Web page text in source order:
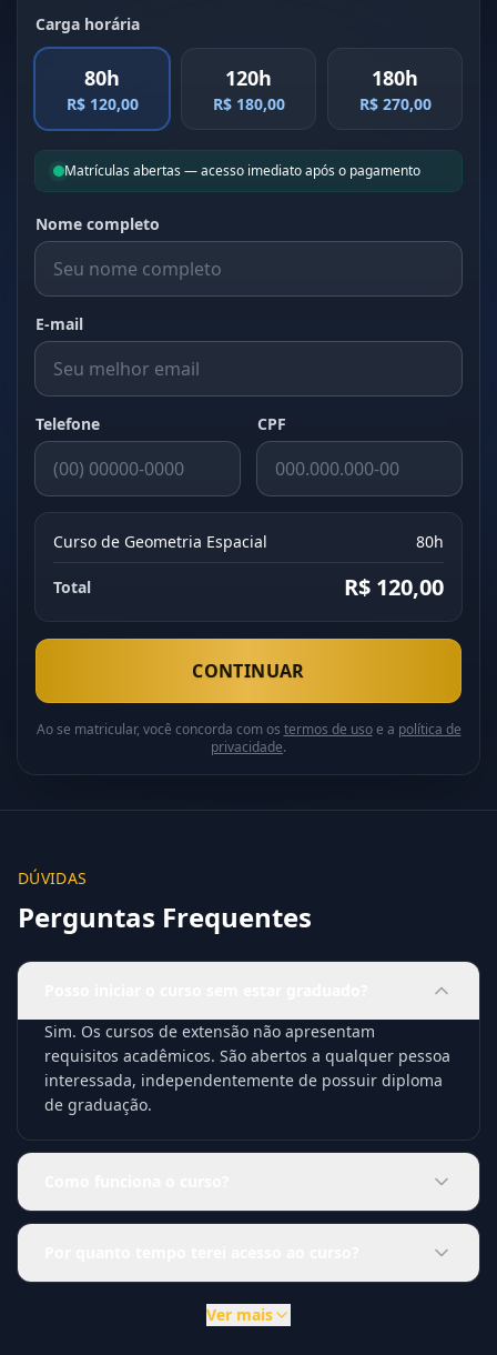
Carga horária
80h
R$ 120,00
120h
R$ 180,00
180h
R$ 270,00
Matrículas abertas — acesso imediato após o pagamento
Nome completo
E-mail
Telefone CPF
Curso de Geometria Espacial 80h
Total R$ 120,00
CONTINUAR
Ao se matricular, você concorda com os termos de usoe a política de
privacidade.
DÚVIDAS
Perguntas Frequentes
Sim. Os cursos de extensão não apresentam
requisitos acadêmicos. São abertos a qualquer pessoa
interessada, independentemente de possuir diploma
de graduação.
Ver mais